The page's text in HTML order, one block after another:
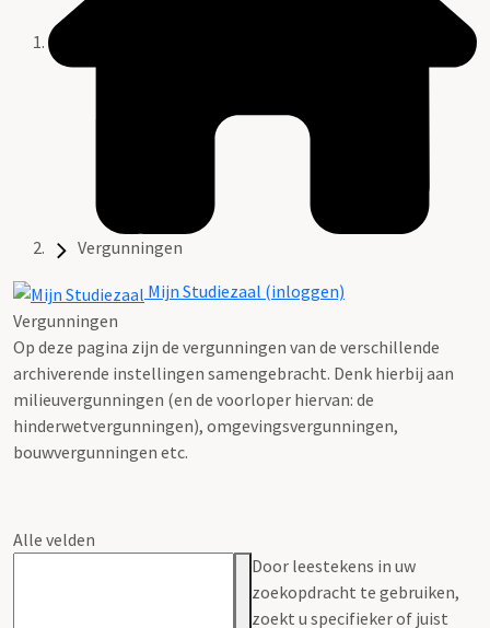
Vergunningen
Mijn Studiezaal (inloggen)
Vergunningen
Op deze pagina zijn de vergunningen van de verschillende
archiverende instellingen samengebracht. Denk hierbij aan
milieuvergunningen (en de voorloper hiervan: de
hinderwetvergunningen), omgevingsvergunningen,
bouwvergunningen etc.
Alle velden
Door leestekens in uw
zoekopdracht te gebruiken,
zoekt u specifieker of juist